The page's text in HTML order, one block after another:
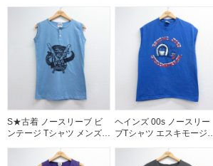
S★古着 ノースリーブ ビ
ンテージ Tシャツ メンズ
ヘンリーネック USA製 ラ
ヘインズ 00s ノースリー
ブTシャツ エスキモージョ